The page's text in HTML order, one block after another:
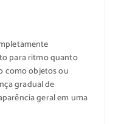
para ritmo quanto
como objetos ou
gradual de
geral em uma